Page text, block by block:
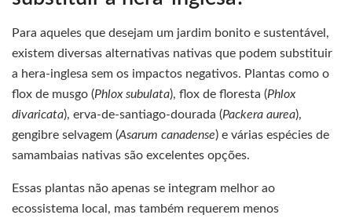
Para aqueles que desejam um jardim bonito e sustentável,
existem diversas alternativas nativas que podem substituir
a hera-inglesa sem os impactos negativos. Plantas como o
flox de musgo (Phlox subulata), flox de floresta (Phlox
divaricata), erva-de-santiago-dourada (Packera aurea),
gengibre selvagem (Asarum canadense) e várias espécies de
samambaias nativas são excelentes opções.
Essas plantas não apenas se integram melhor ao
ecossistema local, mas também requerem menos